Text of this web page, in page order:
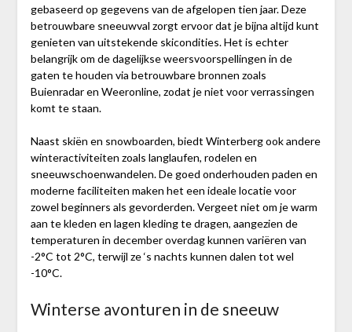
gebaseerd op gegevens van de afgelopen tien jaar. Deze
betrouwbare sneeuwval zorgt ervoor dat je bijna altijd kunt
genieten van uitstekende skicondities. Het is echter
belangrijk om de dagelijkse weersvoorspellingen in de
gaten te houden via betrouwbare bronnen zoals
Buienradar en Weeronline, zodat je niet voor verrassingen
komt te staan.
Naast skiën en snowboarden, biedt Winterberg ook andere
winteractiviteiten zoals langlaufen, rodelen en
sneeuwschoenwandelen. De goed onderhouden paden en
moderne faciliteiten maken het een ideale locatie voor
zowel beginners als gevorderden. Vergeet niet om je warm
aan te kleden en lagen kleding te dragen, aangezien de
temperaturen in december overdag kunnen variëren van
-2°C tot 2°C, terwijl ze ‘s nachts kunnen dalen tot wel
-10°C.
Winterse avonturen in de sneeuw